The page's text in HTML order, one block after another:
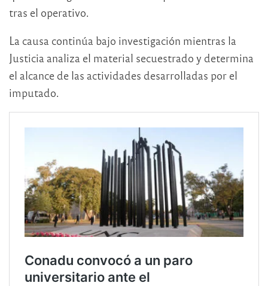
tras el operativo.
La causa continúa bajo investigación mientras la
Justicia analiza el material secuestrado y determina
el alcance de las actividades desarrolladas por el
imputado.